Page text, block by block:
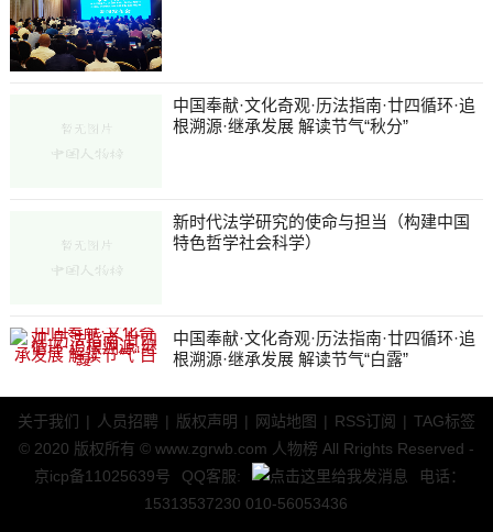
中国奉献·文化奇观·历法指南·廿四循环·追
根溯源·继承发展 解读节气“秋分”
新时代法学研究的使命与担当（构建中国
特色哲学社会科学）
中国奉献·文化奇观·历法指南·廿四循环·追
根溯源·继承发展 解读节气“白露”
关于我们 | 人员招聘 | 版权声明 | 网站地图 | RSS订阅 | TAG标签
© 2020 版权所有 © www.zgrwb.com 人物榜 All Rrights Reserved -
京icp备11025639号
QQ客服:
电话：
15313537230 010-56053436